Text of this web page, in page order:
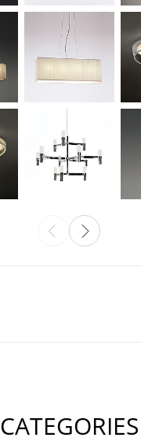
CATEGORIES